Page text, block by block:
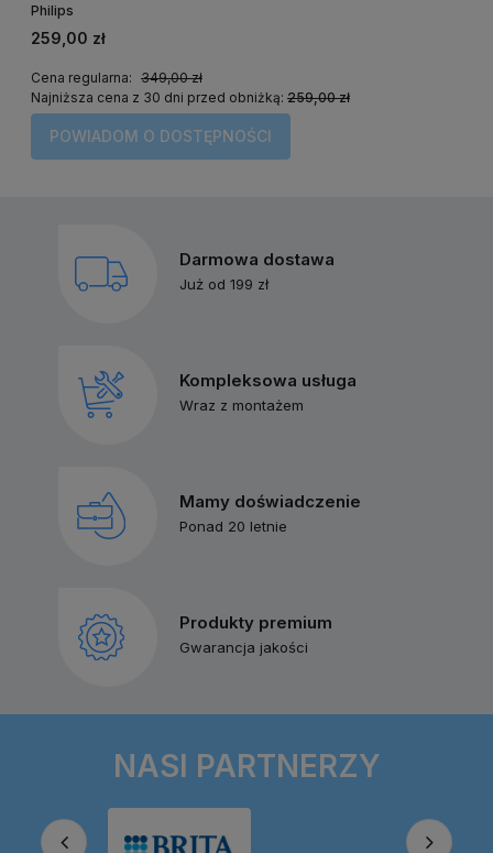
Philips
259,00 zł
Cena regularna: 349,00 zł
Najniższa cena z 30 dni przed obniżką: 259,00 zł
POWIADOM O DOSTĘPNOŚCI
Darmowa dostawa
Już od 199 zł
Kompleksowa usługa
Wraz z montażem
Mamy doświadczenie
Ponad 20 letnie
Produkty premium
Gwarancja jakości
NASI PARTNERZY